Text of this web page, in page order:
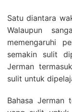
Satu diantara
Walaupun
memengaruhi
semakin sulit
Jerman
sulit untuk
Bahasa Jerman